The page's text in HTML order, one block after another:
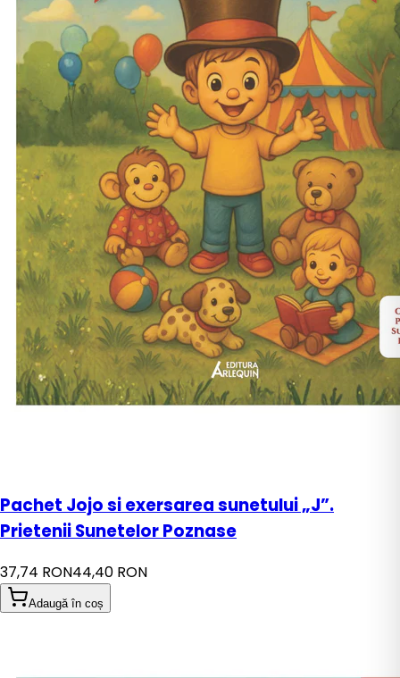
Pachet Jojo si exersarea sunetului „J”.
Prietenii Sunetelor Poznase
37,74 RON44,40 RON
Adaugă în coș